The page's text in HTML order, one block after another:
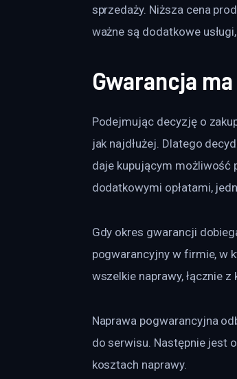
sprzedaży. Niższa cena
ważne są dodatkowe
Gwarancja
Podejmując decyzję o
jak najdłużej. Dlatego
daje kupującym możliwość
dodatkowymi opłatami,
Gdy okres gwarancji
pogwarancyjny w firmie, w
wszelkie naprawy, łącznie
Naprawa pogwarancyjna
do serwisu. Następnie jest
kosztach naprawy.